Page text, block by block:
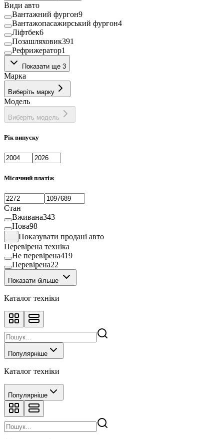
Види авто
Вантажний фургон9
Вантажопасажирський фургон4
Ліфтбек6
Позашляховик391
Рефрижератор1
Седан
Фургон1
Хетчбек
Показати ще 3
Марка
Виберіть марку
Модель
Виберіть модель
Рік випуску
Місячний платіж
Стан
Вживана343
Нова98
Показувати продані авто
Перевірена техніка
Не перевірена419
Перевірена22
Показати більше
Каталог техніки
Популярніше
Каталог техніки
Популярніше